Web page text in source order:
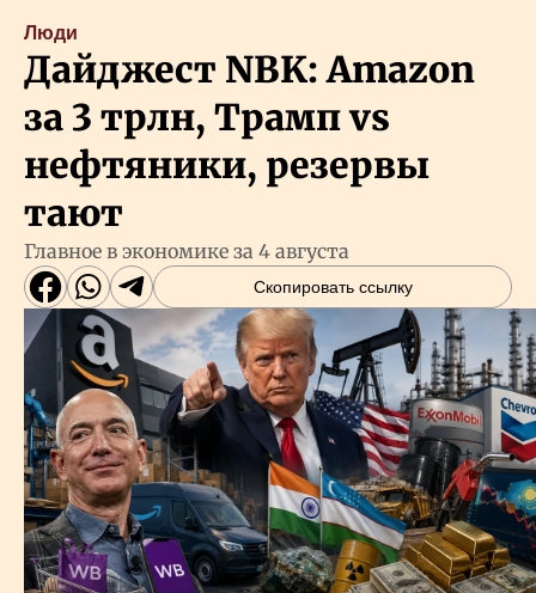
Люди
Дайджест NBK: Amazon
за 3 трлн, Трамп vs
нефтяники, резервы
тают
Главное в экономике за 4 августа
Скопировать ссылку